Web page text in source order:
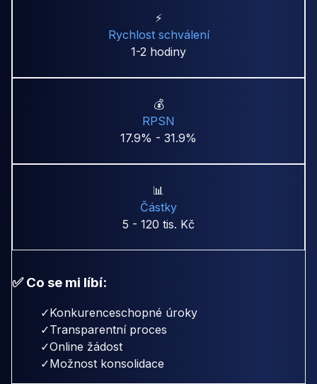
⚡
Rychlost schválení
1-2 hodiny
💰
RPSN
17.9% - 31.9%
📊
Částky
5 - 120 tis. Kč
✅ Co se mi líbí:
✓Konkurenceschopné úroky
✓Transparentní proces
✓Online žádost
✓Možnost konsolidace